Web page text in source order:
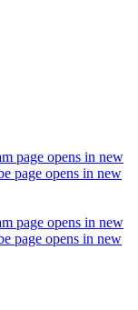
page opens in new
page opens in new
page opens in new
page opens in new